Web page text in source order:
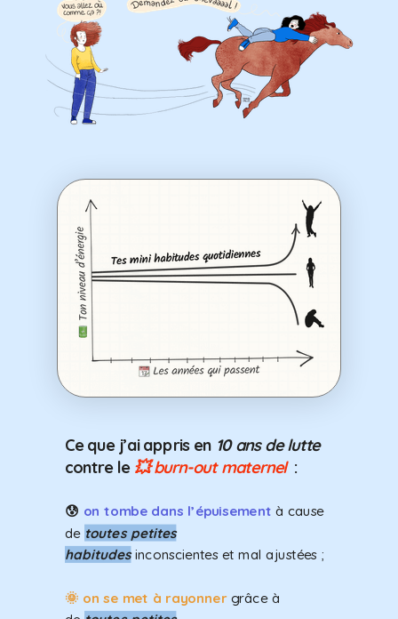
Ce que j’ai appris en 10 ans de lutte
contre le 💥burn-out maternel :
😰 on tombe dans l’épuisementà cause
de toutes petites
habitudes inconscientes et mal ajustées ;
🌞 on se met à rayonner grâce à